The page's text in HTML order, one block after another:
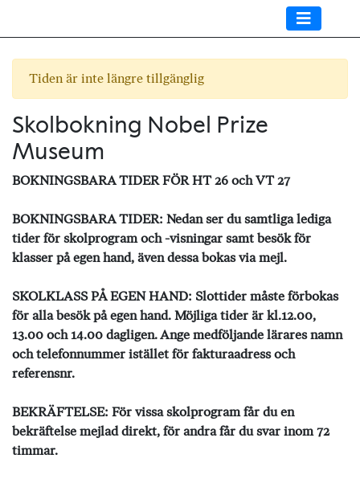
Tiden är inte längre tillgänglig
Skolbokning Nobel Prize
Museum
BOKNINGSBARA TIDER FÖR HT 26 och VT 27
BOKNINGSBARA TIDER: Nedan ser du samtliga lediga
tider för skolprogram och -visningar samt besök för
klasser på egen hand, även dessa bokas via mejl.
SKOLKLASS PÅ EGEN HAND: Slottider måste förbokas
för alla besök på egen hand. Möjliga tider är kl.12.00,
13.00 och 14.00 dagligen. Ange medföljande lärares namn
och telefonnummer istället för fakturaadress och
referensnr.
BEKRÄFTELSE: För vissa skolprogram får du en
bekräftelse mejlad direkt, för andra får du svar inom 72
timmar.